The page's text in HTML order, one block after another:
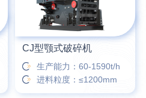
CJ型颚式破碎机
生产能力：60-1590t/h
进料粒度：≤1200mm